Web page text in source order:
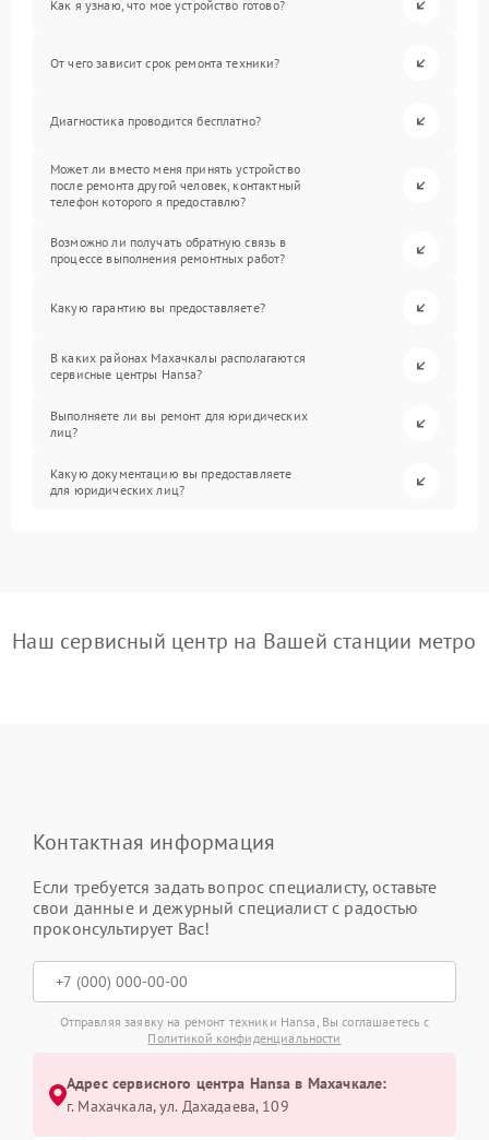
Как я узнаю, что мое устройство готово?
От чего зависит срок ремонта техники?
Диагностика проводится бесплатно?
Может ли вместо меня принять устройство
после ремонта другой человек, контактный
телефон которого я предоставлю?
Возможно ли получать обратную связь в
процессе выполнения ремонтных работ?
Какую гарантию вы предоставляете?
В каких районах Махачкалы располагаются
сервисные центры Hansa?
Выполняете ли вы ремонт для юридических
лиц?
Какую документацию вы предоставляете
для юридических лиц?
Наш сервисный центр на Вашей станции метро
Контактная информация
Если требуется задать вопрос специалисту, оставьте
свои данные и дежурный специалист с радостью
проконсультирует Вас!
Отправляя заявку на ремонт техники Hansa, Вы соглашаетесь с
Политикой конфиденциальности
Адрес сервисного центра Hansa в Махачкале:
г. Махачкала, ул. Дахадаева, 109